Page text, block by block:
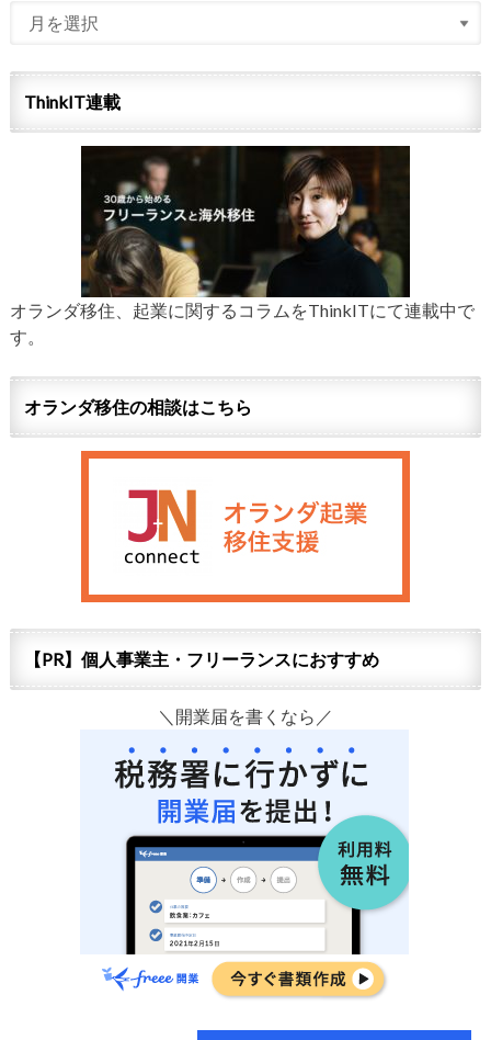
ThinkIT連載
オランダ移住、起業に関するコラムをThinkITにて連載中で
す。
オランダ移住の相談はこちら
【PR】個人事業主・フリーランスにおすすめ
＼開業届を書くなら／